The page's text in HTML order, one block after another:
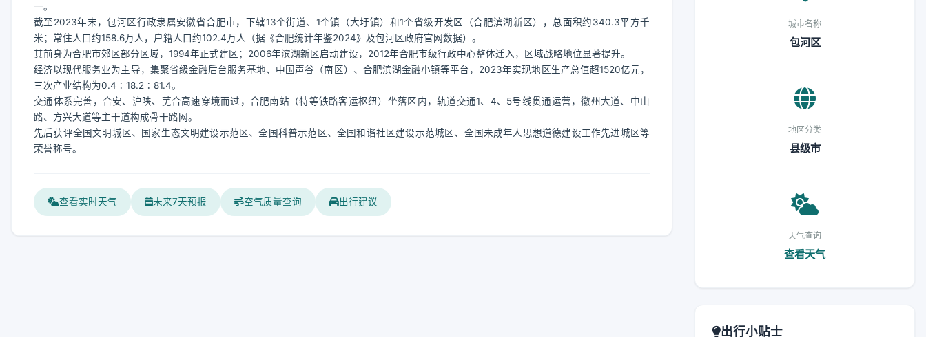
一。
截至2023年末，包河区行政隶属安徽省合肥市，下辖13个街道、1个镇（大圩镇）和1个省级开发区（合肥滨湖新区），总面积约340.3平方千
米；常住人口约158.6万人，户籍人口约102.4万人（据《合肥统计年鉴2024》及包河区政府官网数据）。
其前身为合肥市郊区部分区域，1994年正式建区；2006年滨湖新区启动建设，2012年合肥市级行政中心整体迁入，区域战略地位显著提升。
经济以现代服务业为主导，集聚省级金融后台服务基地、中国声谷（南区）、合肥滨湖金融小镇等平台，2023年实现地区生产总值超1520亿元，
三次产业结构为0.4∶18.2∶81.4。
交通体系完善，合安、沪陕、芜合高速穿境而过，合肥南站（特等铁路客运枢纽）坐落区内，轨道交通1、4、5号线贯通运营，徽州大道、中山
路、方兴大道等主干道构成骨干路网。
先后获评全国文明城区、国家生态文明建设示范区、全国科普示范区、全国和谐社区建设示范城区、全国未成年人思想道德建设工作先进城区等
荣誉称号。
查看实时天气 未来7天预报 空气质量查询 出行建议
城市名称
包河区
地区分类
县级市
天气查询
查看天气
出行小贴士